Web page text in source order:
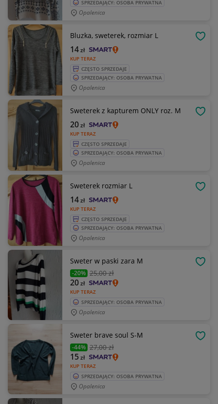
SPRZEDAJĄCY: OSOBA PRYWATNA
Opalenica
Bluzka, sweterek, rozmiar L
KUP TERAZ
14zł
CZĘSTO SPRZEDAJE
SPRZEDAJĄCY: OSOBA PRYWATNA
Opalenica
Sweterek z kapturem ONLY roz. M
KUP TERAZ
20zł
CZĘSTO SPRZEDAJE
SPRZEDAJĄCY: OSOBA PRYWATNA
Opalenica
Sweterek rozmiar L
KUP TERAZ
14zł
CZĘSTO SPRZEDAJE
SPRZEDAJĄCY: OSOBA PRYWATNA
Opalenica
Sweter w paski zara M
-20% 25,00 zł
KUP TERAZ
20zł
SPRZEDAJĄCY: OSOBA PRYWATNA
Opalenica
Sweter brave soul S-M
-44% 27,00 zł
KUP TERAZ
15zł
SPRZEDAJĄCY: OSOBA PRYWATNA
Opalenica